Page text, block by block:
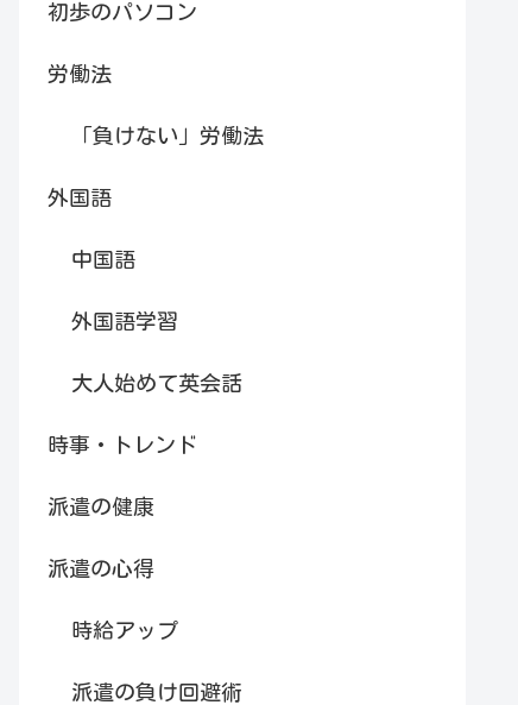
初歩のパソコン
労働法
「負けない」労働法
外国語
中国語
外国語学習
大人始めて英会話
時事・トレンド
派遣の健康
派遣の心得
時給アップ
派遣の負け回避術